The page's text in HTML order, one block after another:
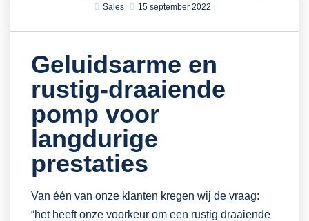
Sales 15 september 2022
Geluidsarme en
rustig-draaiende
pomp voor
langdurige
prestaties
Van één van onze klanten kregen wij de vraag:
“het heeft onze voorkeur om een rustig draaiende